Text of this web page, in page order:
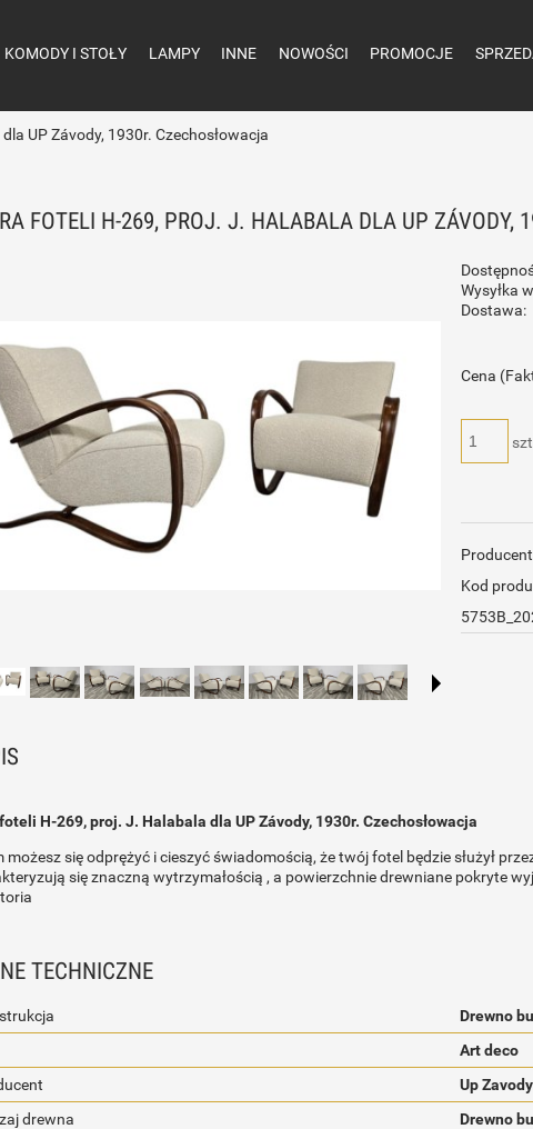
KOMODY I STOŁY LAMPY INNE NOWOŚCI PROMOCJE
UP Závody, 1930r. Czechosłowacja
FOTELI H-269, PROJ. J. HALABALA DLA UP ZÁVODY,
Wysyłka
Dostawa:
Cena
Kod
H-269, proj. J. Halabala dla UP Závody, 1930r. Czechosłowacja
możesz się odprężyć i cieszyć świadomością, że twój fotel będzie służył
się znaczną wytrzymałością , a powierzchnie drewniane pokryte
TECHNICZNE
Drewno
Art deco
Up Zavody
drewna
Drewno